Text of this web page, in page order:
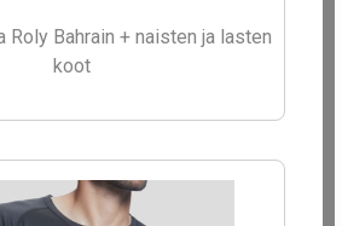
Roly Bahrain + naisten ja lasten
koot